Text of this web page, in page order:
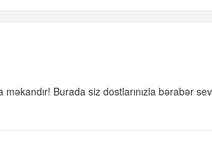
Burada siz dostlarınızla bərabər